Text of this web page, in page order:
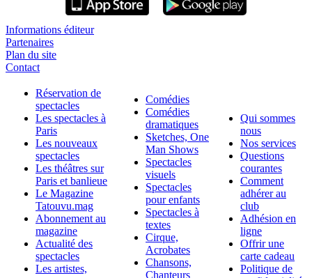
Informations éditeur
Partenaires
Plan du site
Contact
Réservation de
spectacles
Les spectacles à
Paris
Les nouveaux
spectacles
Les théâtres sur
Paris et banlieue
Le Magazine
Tatouvu.mag
Abonnement au
magazine
Actualité des
spectacles
Les artistes,
Comédies
Comédies
dramatiques
Sketches, One
Man Shows
Spectacles
visuels
Spectacles
pour enfants
Spectacles à
textes
Cirque,
Acrobates
Chansons,
Chanteurs
Qui sommes
nous
Nos services
Questions
courantes
Comment
adhérer au
club
Adhésion en
ligne
Offrir une
carte cadeau
Politique de